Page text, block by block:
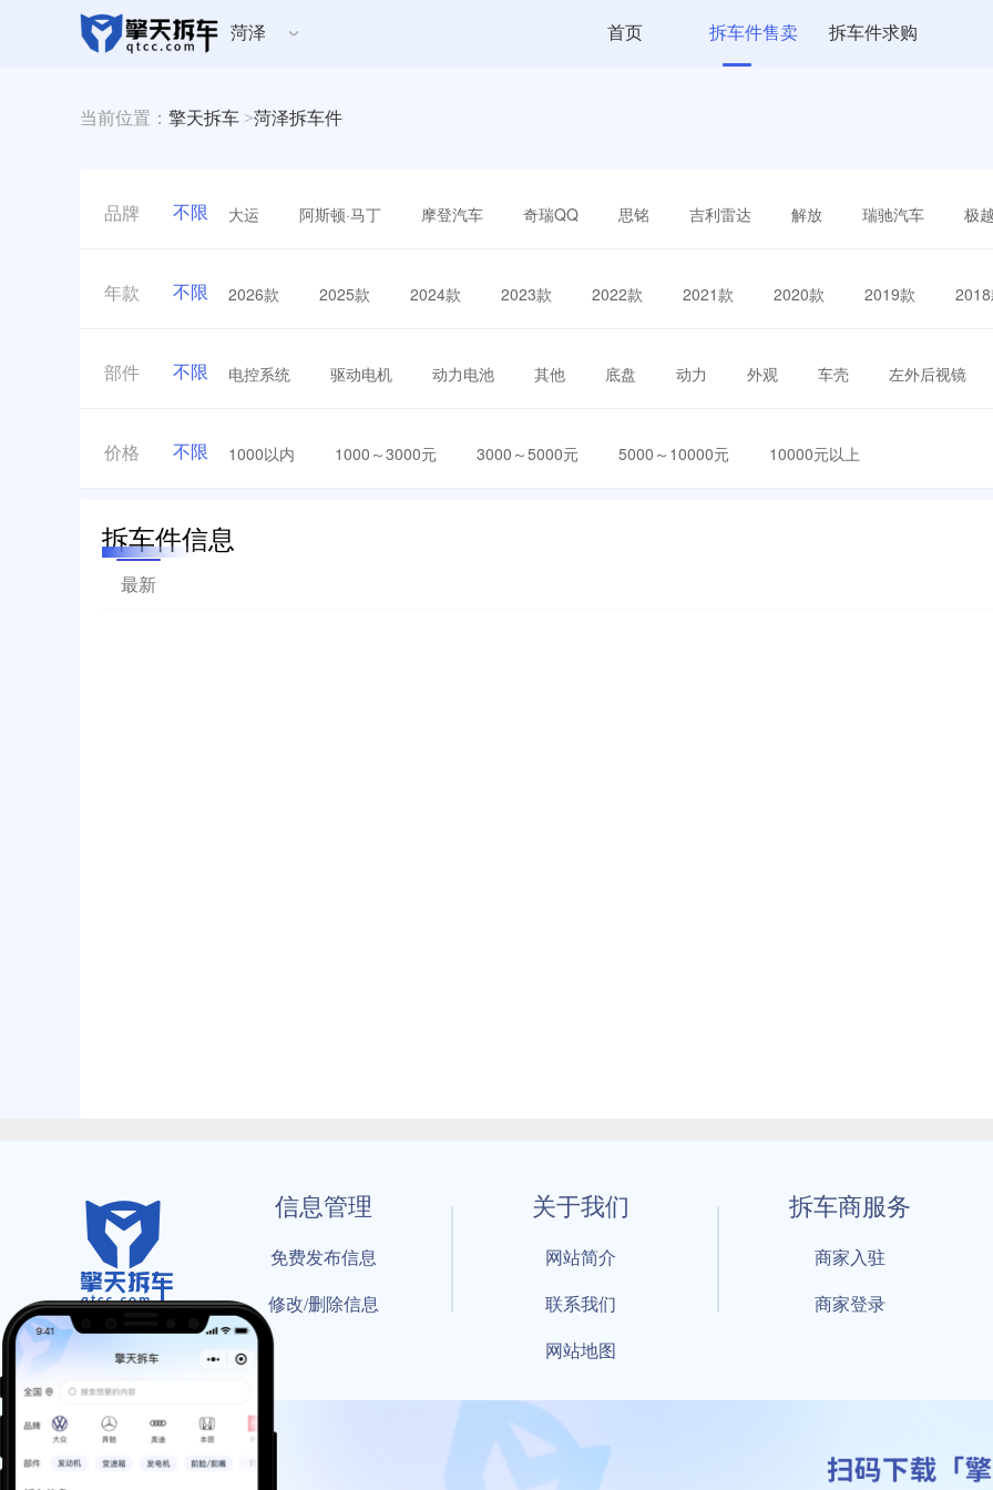
菏泽 首页 拆车件售卖 拆车件求购
当前位置： 擎天拆车 >菏泽拆车件
品牌 不限 大运 阿斯顿·马丁 摩登汽车 奇瑞QQ 思铭 吉利雷达 解放 瑞驰汽车 极
年款 不限 2026款 2025款 2024款 2023款 2022款 2021款 2020款 2019款
部件 不限 电控系统 驱动电机 动力电池 其他 底盘 动力 外观 车壳 左外后视镜
价格 不限 1000以内 1000～3000元 3000～5000元 5000～10000元 10000元以上
拆车件信息
最新
信息管理
免费发布信息
修改/删除信息
关于我们
网站简介
联系我们
网站地图
拆车商服务
商家入驻
商家登录
© 2021 By 擎天拆车-买卖拆车件，擎天拆车好省快 All Rights Reserved
工信部备案号：鲁ICP备18021004号-17 公安部备案号： 鲁公网安备